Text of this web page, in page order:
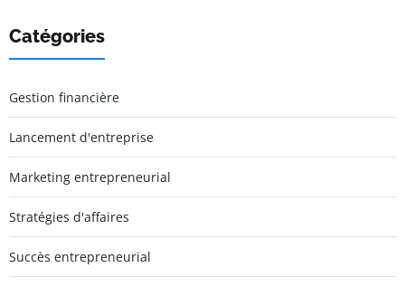
Catégories
Gestion financière
Lancement d'entreprise
Marketing entrepreneurial
Stratégies d'affaires
Succès entrepreneurial